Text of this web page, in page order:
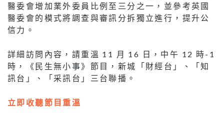
醫委會增加業外委員比例至三分之一，並參考英國
醫委會的模式將調查與審訊分拆獨立進行，提升公
信力。
詳細訪問內容，請重溫 11 月 16 日，中午 12 時-1
時，《民生無小事》節目，新城「財經台」、「知
訊台」、「采訊台」三台聯播。
立即收聽節目重溫